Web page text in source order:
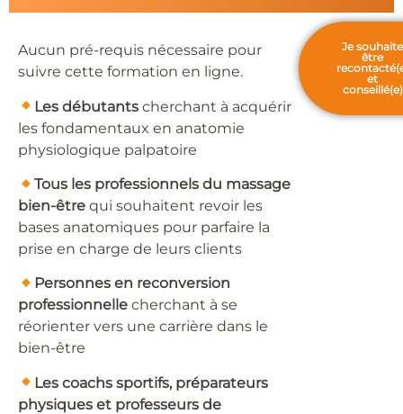
Aucun pré-requis nécessaire pour
suivre cette formation en ligne.
Les débutants cherchant à acquérir
les fondamentaux en anatomie
physiologique palpatoire
Tous les professionnels du massage
bien-être qui souhaitent revoir les
bases anatomiques pour parfaire la
prise en charge de leurs clients
Personnes en reconversion
professionnelle cherchant à se
réorienter vers une carrière dans le
bien-être
Les coachs sportifs, préparateurs
physiques et professeurs de
Je souhaite
être
et
conseillé(e)